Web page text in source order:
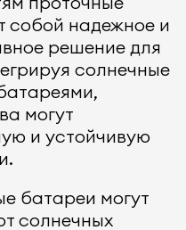
собой надежное и
решение для
солнечные
могут
и устойчивую
батареи могут
солнечных